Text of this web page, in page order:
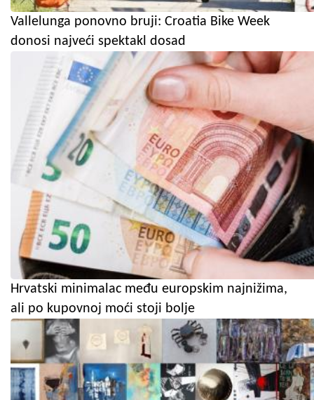
Vallelunga ponovno bruji: Croatia Bike Week
donosi najveći spektakl dosad
Hrvatski minimalac među europskim najnižima,
ali po kupovnoj moći stoji bolje